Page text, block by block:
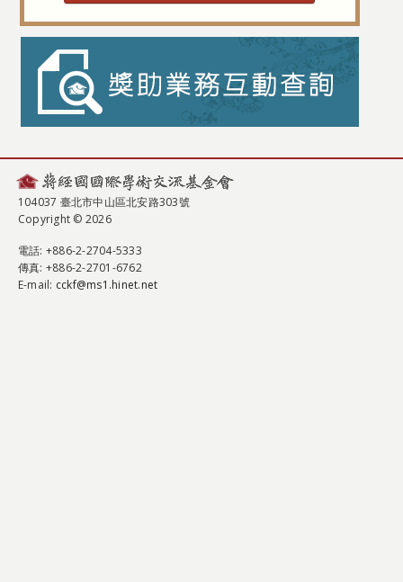
104037 臺北市中山區北安路303號
Copyright © 2026
電話: +886-2-2704-5333
傳真: +886-2-2701-6762
E-mail: cckf@ms1.hinet.net